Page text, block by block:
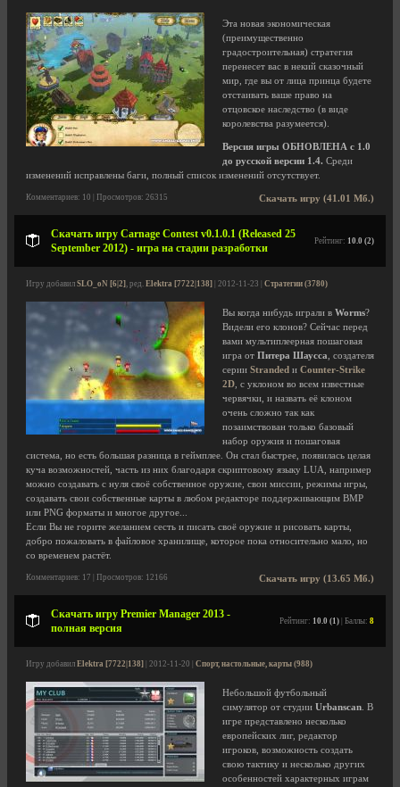
Эта новая экономическая
(преимущественно
градостроительная) стратегия
перенесет вас в некий сказочный
мир, где вы от лица принца будете
отстаивать ваше право на
отцовское наследство (в виде
королевства разумеется).
Версия игры ОБНОВЛЕНА с 1.0
до русской версии 1.4. Среди
изменений исправлены баги, полный список изменений отсутствует.
Скачать игру (41.01 Мб.)
Комментариев: 10 | Просмотров: 26315
Скачать игру Carnage Contest v0.1.0.1 (Released 25
September 2012) - игра на стадии разработки
Рейтинг: 10.0 (2)
Игру добавил SLO_oN [6|2], ред. Elektra [7722|138] | 2012-11-23 | Стратегии (3780)
Вы когда нибудь играли в Worms?
Видели его клонов? Сейчас перед
вами мультиплеерная пошаговая
игра от Питера Шаусса , создателя
серии Stranded и Counter-Strike
2D , с уклоном во всем известные
червячки, и назвать её клоном
очень сложно так как
позаимствован только базовый
набор оружия и пошаговая
система, но есть большая разница в геймплее. Он стал быстрее, появилась целая
куча возможностей, часть из них благодаря скриптовому языку LUA, например
можно создавать с нуля своё собственное оружие, свои миссии, режимы игры,
создавать свои собственные карты в любом редакторе поддерживающим BMP
или PNG форматы и многое другое...
Если Вы не горите желанием сесть и писать своё оружие и рисовать карты,
добро пожаловать в файловое хранилище, которое пока относительно мало, но
со временем растёт.
Скачать игру (13.65 Мб.)
Комментариев: 17 | Просмотров: 12166
Скачать игру Premier Manager 2013 -
полная версия
Рейтинг: 10.0 (1) | Баллы: 8
Игру добавил Elektra [7722|138] | 2012-11-20 | Спорт, настольные, карты (988)
Небольшой футбольный
симулятор от студии Urbanscan . В
игре представлено несколько
европейских лиг, редактор
игроков, возможность создать
свою тактику и несколько других
особенностей характерных играм